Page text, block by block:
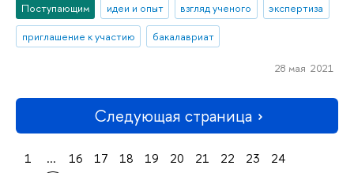
Поступающим идеи и опыт взгляд ученого
экспертиза
приглашение к участию
бакалавриат
28 мая 2021
Следующая страница
1 ... 16 17 18 19 20 21 22 23
24